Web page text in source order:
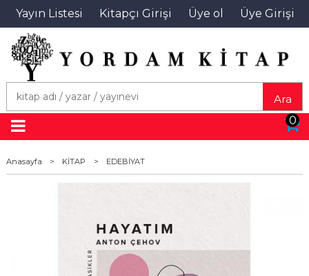
Yayın Listesi Kitapçı Girişi Üye ol Üye Girişi
Ara
0
Anasayfa > KİTAP > EDEBİYAT